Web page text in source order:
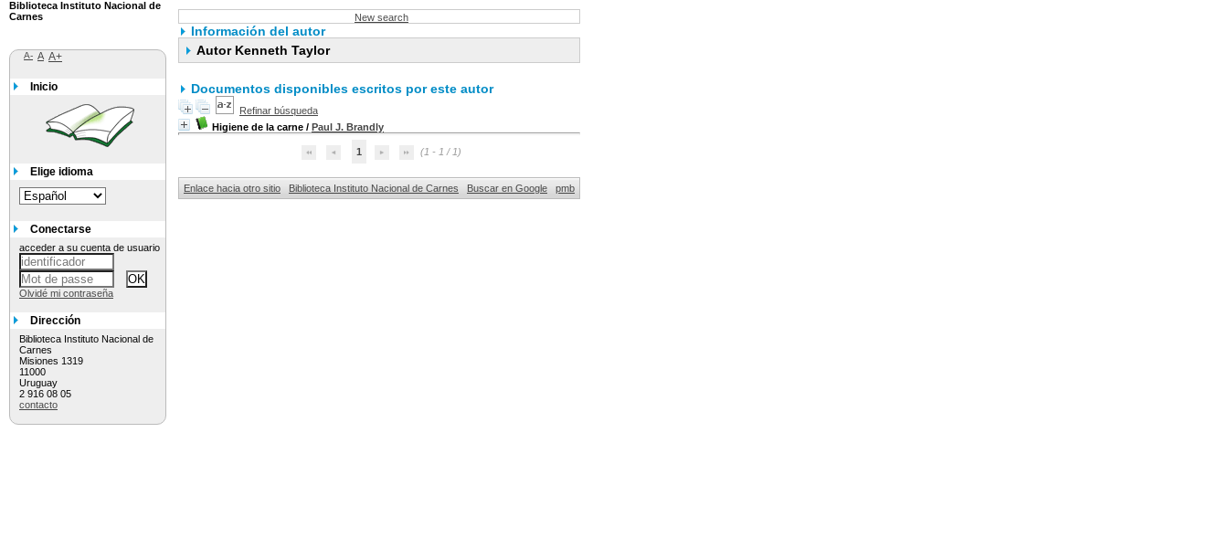
New search
Información del autor
Autor Kenneth Taylor
Documentos disponibles escritos por este autor
Refinar búsqueda
Higiene de la carne / Paul J. Brandly
1 (1 - 1 / 1)
Enlace hacia otro sitio Biblioteca Instituto Nacional de Carnes Buscar en Google pmb
Biblioteca Instituto Nacional de
Carnes
A- A A+
Inicio
Elige idioma
Conectarse
acceder a su cuenta de usuario
Olvidé mi contraseña
Dirección
Biblioteca Instituto Nacional de
Carnes
Misiones 1319
11000
Uruguay
2 916 08 05
contacto